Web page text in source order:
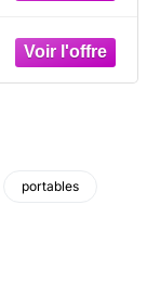
portables